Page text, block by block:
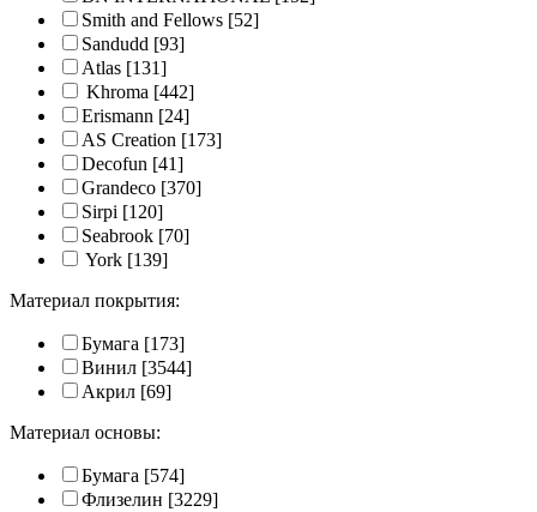
Smith and Fellows [52]
Sandudd [93]
Atlas [131]
Khroma [442]
Erismann [24]
AS Creation [173]
Decofun [41]
Grandeco [370]
Sirpi [120]
Seabrook [70]
York [139]
Материал покрытия:
Бумага [173]
Винил [3544]
Акрил [69]
Материал основы:
Бумага [574]
Флизелин [3229]